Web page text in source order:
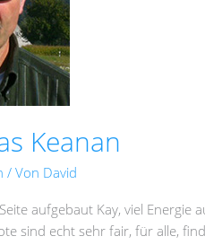
Keanan
/ Von David
aufgebaut Kay, viel Energie
sind echt sehr fair, für alle,